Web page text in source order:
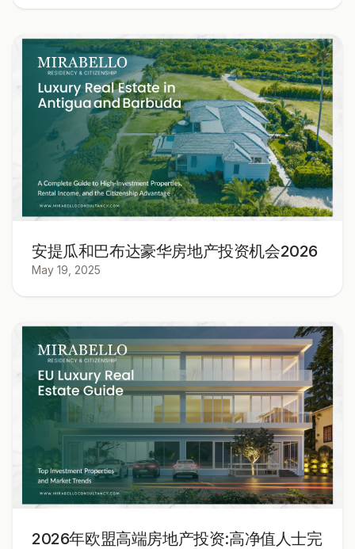
安提瓜和巴布达豪华房地产投资机会2026
May 19, 2025
2026年欧盟高端房地产投资:高净值人士完